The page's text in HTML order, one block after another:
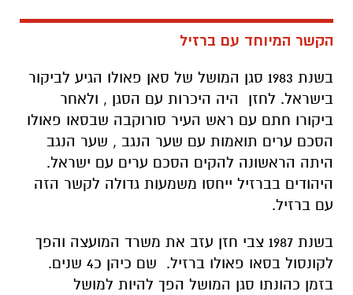
הקשר המיוחד עם ברזיל
בשנת 1983 סגן המושל של סאן פאולו הגיע לביקור
בישראל. לחזן היה היכרות עם הסגן , ולאחר
ביקורו חתם עם ראש העיר סורוקבה שבסאו פאולו
הסכם ערים תואמות עם שער הנגב , שער הנגב
היתה הראשונה להקים הסכם ערים עם ישראל.
היהודים בברזיל ייחסו משמעות גדולה לקשר הזה
עם ברזיל.
בשנת 1987 צבי חזן עזב את משרד המועצה והפך
לקונסול בסאו פאולו ברזיל. שם כיהן כ4 שנים.
בזמן כהונתו סגן המושל הפך להיות למושל